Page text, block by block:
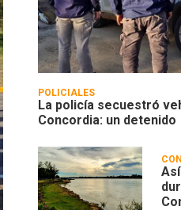
POLICIALES
La policía secuestró
Concordia: un detenido